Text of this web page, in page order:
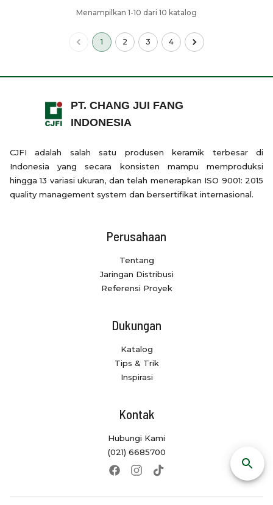
Menampilkan 1-10 dari 10 katalog
1 2 3 4
PT. CHANG JUI FANG
INDONESIA
CJFI adalah salah satu produsen keramik terbesar di
Indonesia yang secara konsisten mampu memproduksi
hingga 13 variasi ukuran, dan telah menerapkan ISO 9001: 2015
quality management system dan bersertifikat internasional.
Perusahaan
Tentang
Jaringan Distribusi
Referensi Proyek
Dukungan
Katalog
Tips & Trik
Inspirasi
Kontak
Hubungi Kami
(021) 6685700